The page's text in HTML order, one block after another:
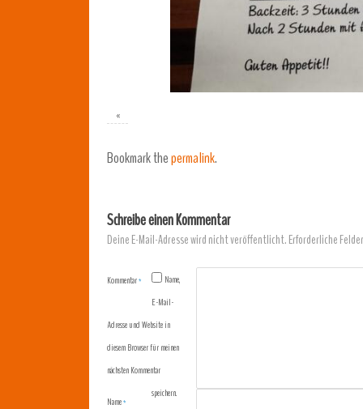
«
Bookmark thepermalink.
Schreibe einen Kommentar
Deine E-Mail-Adresse wird nicht veröffentlicht.Erforderliche
Kommentar*
Name*
Name,
E-Mail-
Adresse und Website in
diesem Browser für meinen
nächsten Kommentar
speichern.